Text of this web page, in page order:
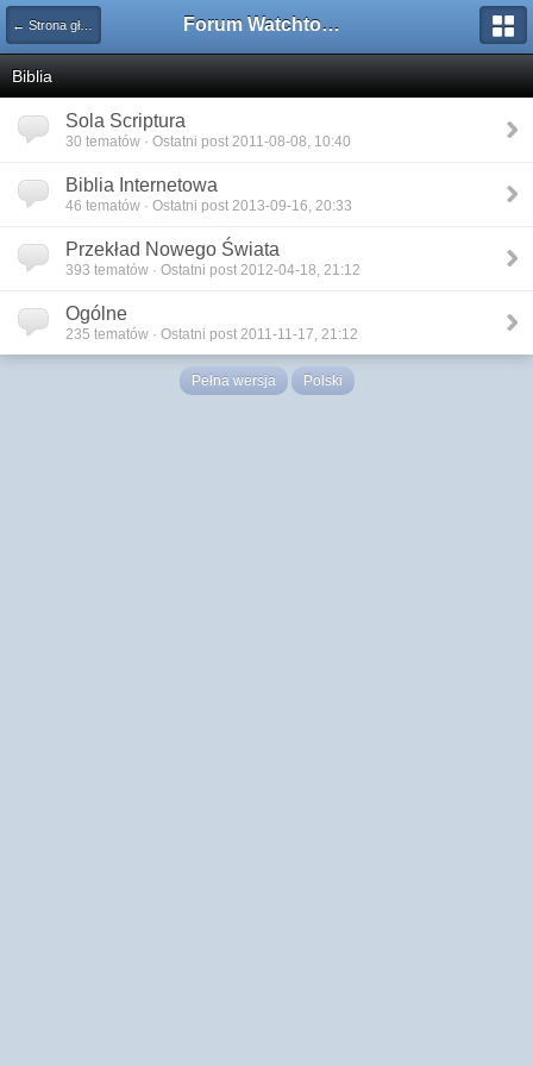
← Strona główna Forum Watchtower
Biblia
Sola Scriptura
30 tematów · Ostatni post 2011-08-08, 10:40
Biblia Internetowa
46 tematów · Ostatni post 2013-09-16, 20:33
Przekład Nowego Świata
393 tematów · Ostatni post 2012-04-18, 21:12
Ogólne
235 tematów · Ostatni post 2011-11-17, 21:12
Pełna wersja Polski